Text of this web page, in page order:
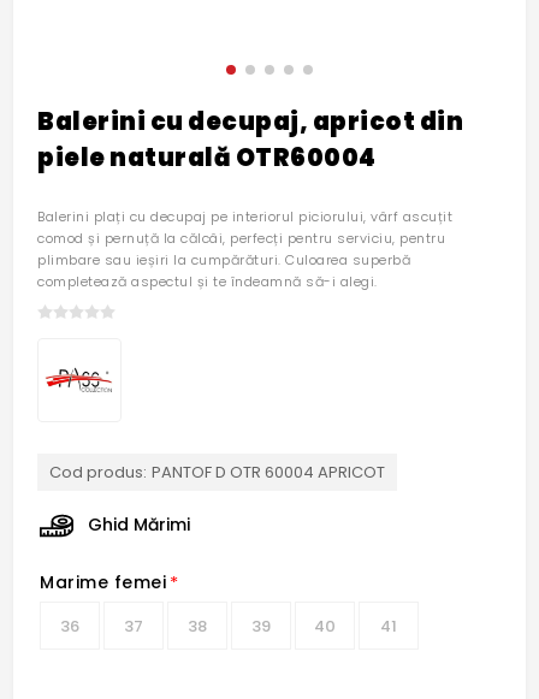
Balerini cu decupaj, apricot din
piele naturală OTR60004
Balerini plați cu decupaj pe interiorul piciorului, vârf ascuțit
comod și pernuță la călcâi, perfecți pentru serviciu, pentru
plimbare sau ieșiri la cumpărături. Culoarea superbă
completează aspectul și te îndeamnă să-i alegi.
Cod produs: PANTOF D OTR 60004 APRICOT
Ghid Mărimi
Marime femei *
36 37 38 39 40 41